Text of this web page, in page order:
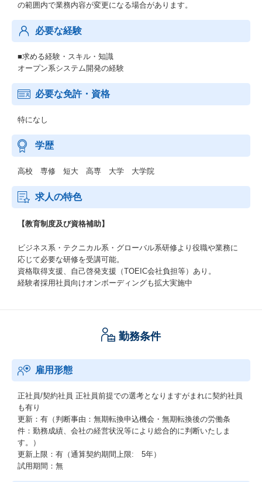
の範囲内で業務内容が変更になる場合があります。
必要な経験
■求める経験・スキル・知識
オープン系システム開発の経験
必要な免許・資格
特になし
学歴
高校 専修 短大 高専 大学 大学院
求人の特色
【教育制度及び資格補助】
ビジネス系・テクニカル系・グローバル系研修より役職や業務に
応じて必要な研修を受講可能。
資格取得支援、自己啓発支援（TOEIC会社負担等）あり。
経験者採用社員向けオンボーディングも拡大実施中
勤務条件
雇用形態
正社員/契約社員 正社員前提での選考となりますがまれに契約社員
も有り
更新：有（判断事由：無期転換申込機会・無期転換後の労働条
件：勤務成績、会社の経営状況等により総合的に判断いたしま
す。）
更新上限：有（通算契約期間上限: 5年）
試用期間：無